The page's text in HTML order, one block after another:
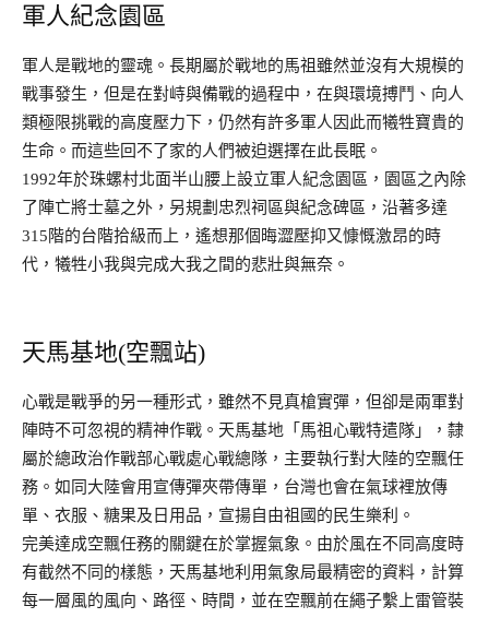
軍人紀念園區
軍人是戰地的靈魂。長期屬於戰地的馬祖雖然並沒有大規模的
戰事發生，但是在對峙與備戰的過程中，在與環境搏鬥、向人
類極限挑戰的高度壓力下，仍然有許多軍人因此而犧牲寶貴的
生命。而這些回不了家的人們被迫選擇在此長眠。
1992年於珠螺村北面半山腰上設立軍人紀念園區，園區之內除
了陣亡將士墓之外，另規劃忠烈祠區與紀念碑區，沿著多達
315階的台階拾級而上，遙想那個晦澀壓抑又慷慨激昂的時
代，犧牲小我與完成大我之間的悲壯與無奈。
天馬基地(空飄站)
心戰是戰爭的另一種形式，雖然不見真槍實彈，但卻是兩軍對
陣時不可忽視的精神作戰。天馬基地「馬祖心戰特遣隊」，隸
屬於總政治作戰部心戰處心戰總隊，主要執行對大陸的空飄任
務。如同大陸會用宣傳彈夾帶傳單，台灣也會在氣球裡放傳
單、衣服、糖果及日用品，宣揚自由祖國的民生樂利。
完美達成空飄任務的關鍵在於掌握氣象。由於風在不同高度時
有截然不同的樣態，天馬基地利用氣象局最精密的資料，計算
每一層風的風向、路徑、時間，並在空飄前在繩子繫上雷管裝